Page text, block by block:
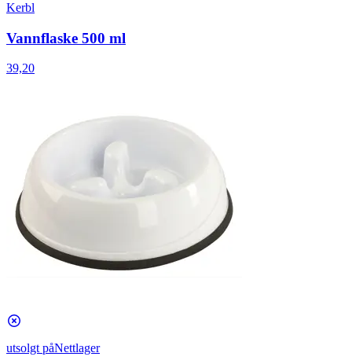
Kerbl
Vannflaske 500 ml
39,20
utsolgt påNettlager